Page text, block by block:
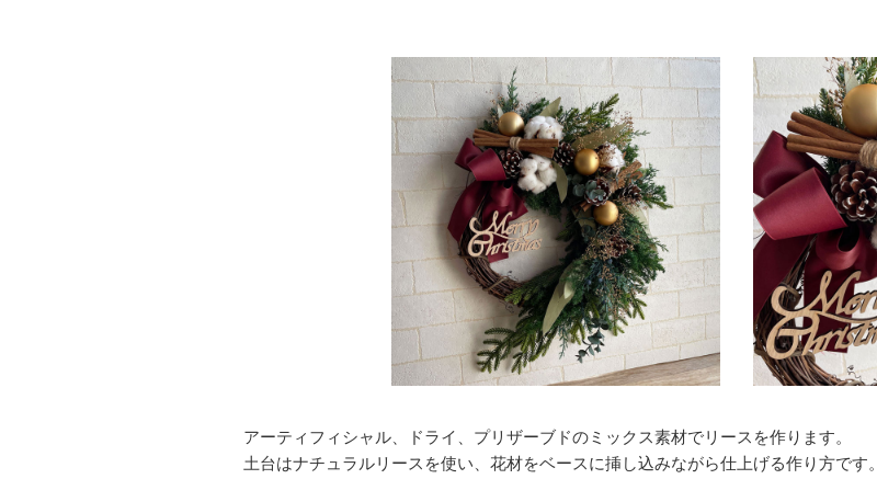
アーティフィシャル、ドライ、プリザーブドのミックス素材でリースを作ります。
土台はナチュラルリースを使い、花材をベースに挿し込みながら仕上げる作り方です。